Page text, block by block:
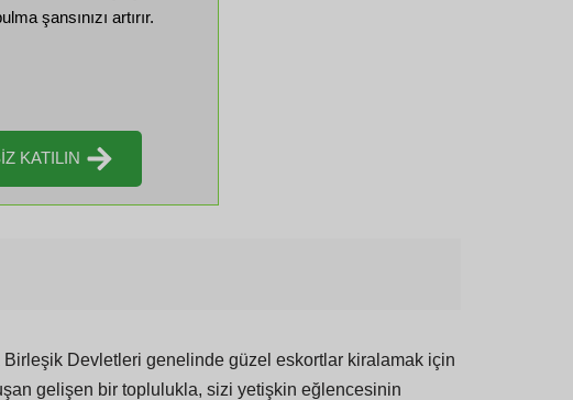
şansınızı artırır.
KATILIN
Birleşik Devletleri genelinde güzel eskortlar kiralamak için
gelişen bir toplulukla, sizi yetişkin eğlencesinin